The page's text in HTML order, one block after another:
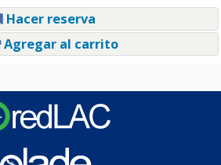
Hacer reserva
Agregar al carrito